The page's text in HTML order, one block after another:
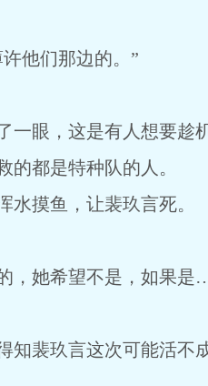
他们那边的。”
眼，这是有人想要趁
都是特种队的人。
摸鱼，让裴玖言死。
，她希望不是，如果
裴玖言这次可能活不